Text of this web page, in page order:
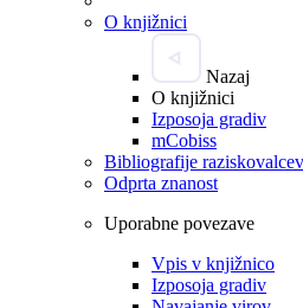
O knjižnici
Nazaj
O knjižnici
Izposoja gradiv
mCobiss
Bibliografije raziskovalcev
Odprta znanost
Uporabne povezave
Vpis v knjižnico
Izposoja gradiv